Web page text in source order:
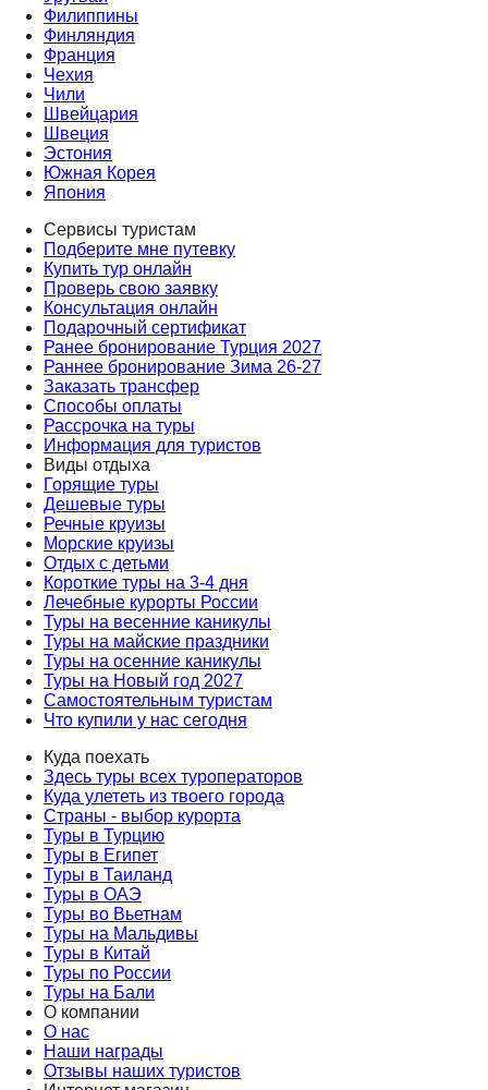
Филиппины
Финляндия
Франция
Чехия
Чили
Швейцария
Швеция
Эстония
Южная Корея
Япония
Сервисы туристам
Подберите мне путевку
Купить тур онлайн
Проверь свою заявку
Консультация онлайн
Подарочный сертификат
Ранее бронирование Турция 2027
Раннее бронирование Зима 26-27
Заказать трансфер
Способы оплаты
Рассрочка на туры
Информация для туристов
Виды отдыха
Горящие туры
Дешевые туры
Речные круизы
Морские круизы
Отдых с детьми
Короткие туры на 3-4 дня
Лечебные курорты России
Туры на весенние каникулы
Туры на майские праздники
Туры на осенние каникулы
Туры на Новый год 2027
Самостоятельным туристам
Что купили у нас сегодня
Куда поехать
Здесь туры всех туроператоров
Куда улететь из твоего города
Страны - выбор курорта
Туры в Турцию
Туры в Египет
Туры в Таиланд
Туры в ОАЭ
Туры во Вьетнам
Туры на Мальдивы
Туры в Китай
Туры по России
Туры на Бали
О компании
О нас
Наши награды
Отзывы наших туристов